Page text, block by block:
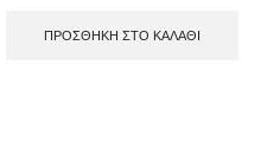
ΠΡΟΣΘΉΚΗ ΣΤΟ ΚΑΛΆΘΙ